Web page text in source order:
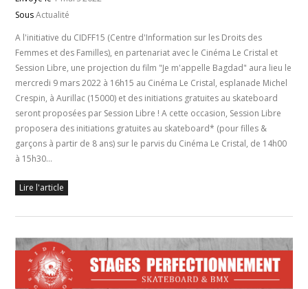
SousActualité
A l'initiative du CIDFF15 (Centre d'Information sur les Droits des
Femmes et des Familles), en partenariat avec le Cinéma Le Cristal et
Session Libre, une projection du film "Je m'appelle Bagdad" aura lieu le
mercredi 9 mars 2022 à 16h15 au Cinéma Le Cristal, esplanade Michel
Crespin, à Aurillac (15000) et des initiations gratuites au skateboard
seront proposées par Session Libre ! A cette occasion, Session Libre
proposera des initiations gratuites au skateboard* (pour filles &
garçons à partir de 8 ans) sur le parvis du Cinéma Le Cristal, de 14h00
à 15h30…
Lire l'article